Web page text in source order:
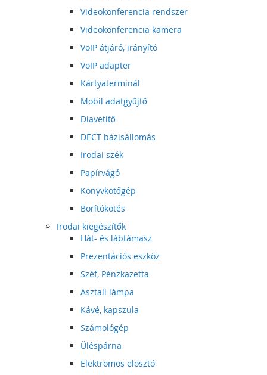
Videokonferencia rendszer
Videokonferencia kamera
VoIP átjáró, irányító
VoIP adapter
Kártyaterminál
Mobil adatgyűjtő
Diavetítő
DECT bázisállomás
Irodai szék
Papírvágó
Könyvkötőgép
Borítókötés
Irodai kiegészítők
Hát- és lábtámasz
Prezentációs eszköz
Széf, Pénzkazetta
Asztali lámpa
Kávé, kapszula
Számológép
Üléspárna
Elektromos elosztó